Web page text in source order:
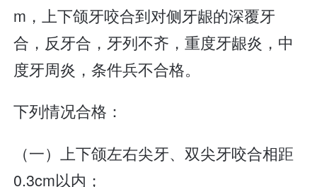
m，上下颌牙咬合到对侧牙龈的深覆牙
合，反牙合，牙列不齐，重度牙龈炎，中
度牙周炎，条件兵不合格。
下列情况合格：
（一）上下颌左右尖牙、双尖牙咬合相距
0.3cm以内；